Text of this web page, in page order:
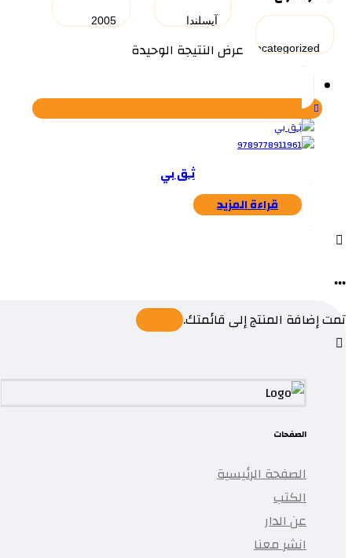
عرض النتيجة الوحيدة
ثِـق بي
قراءة المزيد
...
تمت إضافة المنتج إلى قائمتك.
الصفحات
الصفحة الرئيسية
الكتب
عن الدار
انشر معنا